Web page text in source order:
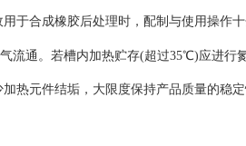
于合成橡胶后处理时，配制与使用操作
流通。若槽内加热贮存(超过35℃)应进行
热元件结垢，大限度保持产品质量的稳